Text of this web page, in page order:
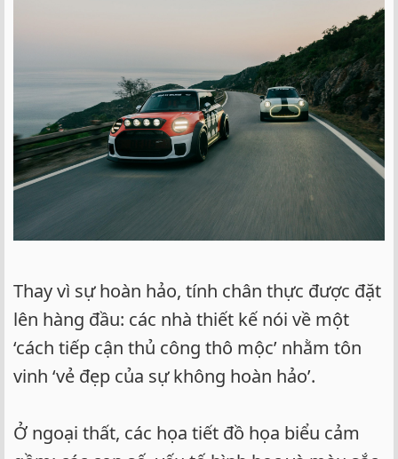
Thay vì sự hoàn hảo, tính chân thực được đặt
lên hàng đầu: các nhà thiết kế nói về một
‘cách tiếp cận thủ công thô mộc’ nhằm tôn
vinh ‘vẻ đẹp của sự không hoàn hảo’.
Ở ngoại thất, các họa tiết đồ họa biểu cảm